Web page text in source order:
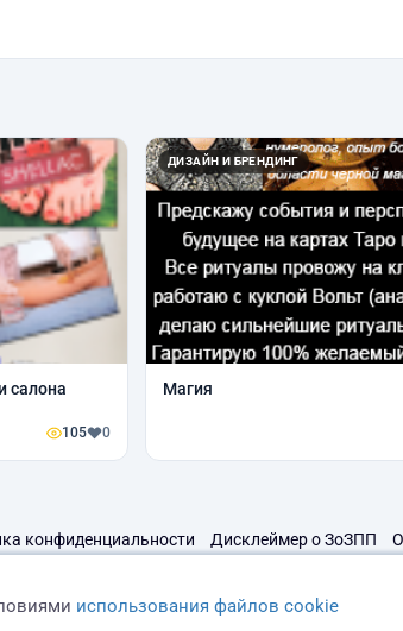
салона
105 0
ДИЗАЙН И БРЕНДИНГ
Магия
конфиденциальности Дисклеймер о ЗоЗПП
использования файлов cookie